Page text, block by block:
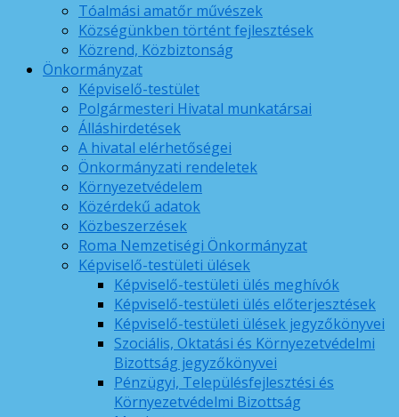
Tóalmási amatőr művészek
Községünkben történt fejlesztések
Közrend, Közbiztonság
Önkormányzat
Képviselő-testület
Polgármesteri Hivatal munkatársai
Álláshirdetések
A hivatal elérhetőségei
Önkormányzati rendeletek
Környezetvédelem
Közérdekű adatok
Közbeszerzések
Roma Nemzetiségi Önkormányzat
Képviselő-testületi ülések
Képviselő-testületi ülés meghívók
Képviselő-testületi ülés előterjesztések
Képviselő-testületi ülések jegyzőkönyvei
Szociális, Oktatási és Környezetvédelmi
Bizottság jegyzőkönyvei
Pénzügyi, Településfejlesztési és
Környezetvédelmi Bizottság